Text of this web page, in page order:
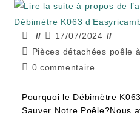
17/07/2024
Pièces détachées poêle
0 commentaire
Pourquoi le Débimètre
Sauver Notre Poêle?Nous